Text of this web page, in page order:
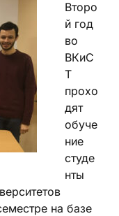
Второ
й год
во
ВКиС
Т
прохо
дят
обуче
ние
студе
нты
на базе